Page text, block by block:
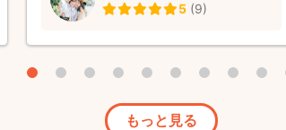
振り返った時にとても思い出に残る素敵な
ました。
5 (9)
もっと見る